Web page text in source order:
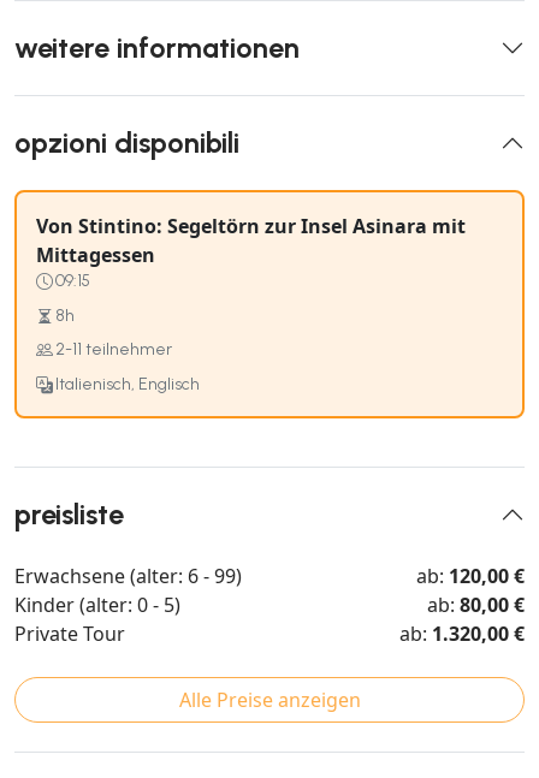
weitere informationen
opzioni disponibili
Von Stintino: Segeltörn zur Insel Asinara mit
Mittagessen
09:15
8h
2-11 teilnehmer
Italienisch, Englisch
preisliste
Erwachsene (alter: 6 - 99) ab: 120,00 €
Kinder (alter: 0 - 5)
ab: 80,00 €
Private Tour
ab: 1.320,00 €
Alle Preise anzeigen